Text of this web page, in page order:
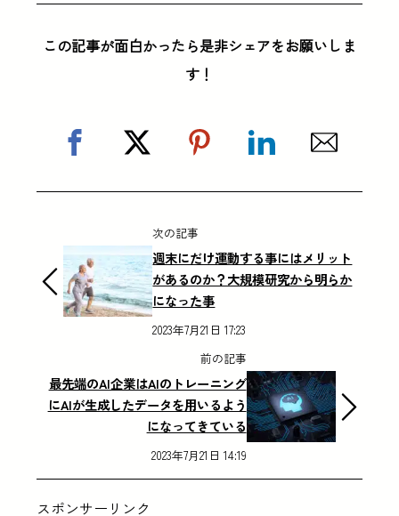
この記事が面白かったら是非シェアをお願いしま
す！
次の記事
週末にだけ運動する事にはメリット
があるのか？大規模研究から明らか
になった事
2023年7月21日 17:23
前の記事
最先端のAI企業はAIのトレーニング
にAIが生成したデータを用いるよう
になってきている
2023年7月21日 14:19
スポンサーリンク